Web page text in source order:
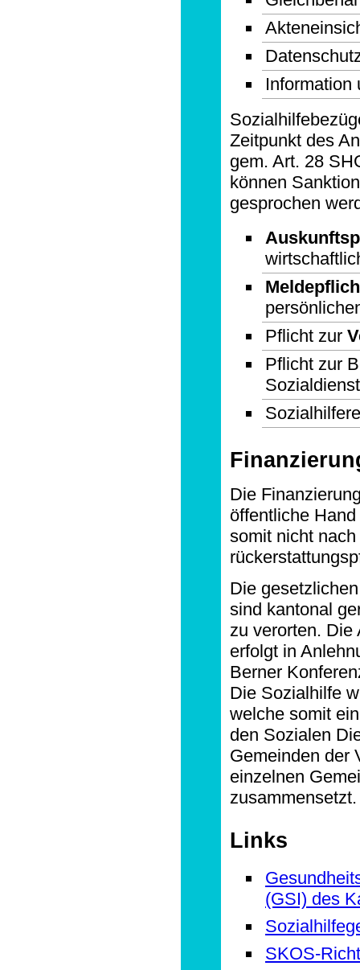
Information
Zeitpunkt des
gem. Art. 28
können
gesprochen
Pflicht zur
Pflicht zur
Die
öffentliche
somit nicht
Die
sind kantonal
zu verorten. Die
erfolgt in
Berner
Die Sozialhilfe
welche somit
den Sozialen
Gemeinden der
einzelnen
zusammensetzt.
Links
(GSI) des
SKOS-